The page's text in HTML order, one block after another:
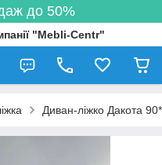
до 50%
"Mebli-Centr"
Диван-ліжко Дакота